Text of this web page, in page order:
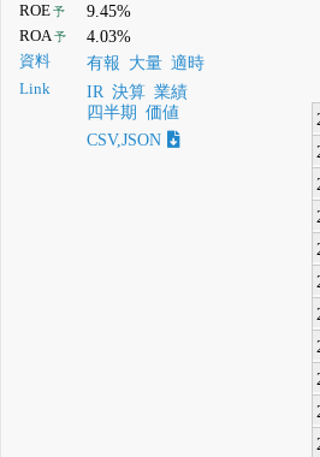
ROE予 9.45%
ROA 予 4.03%
資料 有報 大量 適時
Link IR 決算 業績
四半期 価値
CSV,JSON